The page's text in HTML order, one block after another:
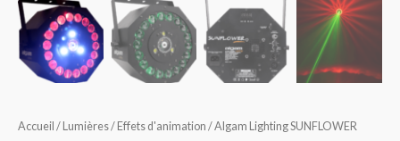
Accueil / Lumières/ Effets d'animation / Algam Lighting SUNFLOWER